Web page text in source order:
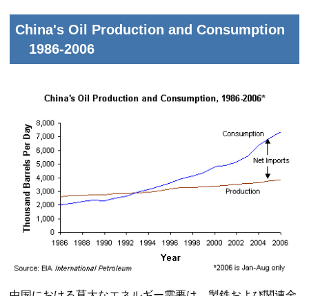
China's Oil Production and Consumption
1986-2006